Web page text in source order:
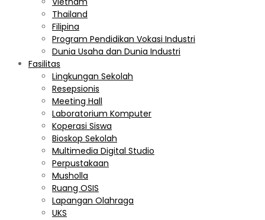
Thailand
Filipina
Program Pendidikan Vokasi Industri
Dunia Usaha dan Dunia Industri
Fasilitas
Lingkungan Sekolah
Resepsionis
Meeting Hall
Laboratorium Komputer
Koperasi Siswa
Bioskop Sekolah
Multimedia Digital Studio
Perpustakaan
Musholla
Ruang OSIS
Lapangan Olahraga
UKS